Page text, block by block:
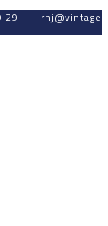
29